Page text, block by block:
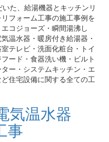
た、給湯機器とキッチンリ
フォーム工事の施工事例を
コジョーズ・瞬間湯沸し
温水器・暖房付き給湯器・
テレビ・洗面化粧台・トイ
ード・食器洗い機・ビルト
ー・システムキッチン・エ
住宅設備に関する全ての工
気温水器
事